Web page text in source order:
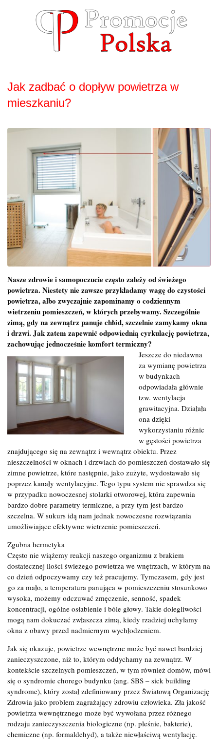
Jak zadbać o dopływ powietrza w
mieszkaniu?
Nasze zdrowie i samopoczucie często zależy od świeżego
powietrza. Niestety nie zawsze przykładamy wagę do czystości
powietrza, albo zwyczajnie zapominamy o codziennym
wietrzeniu pomieszczeń, w których przebywamy. Szczególnie
zimą, gdy na zewnątrz panuje chłód, szczelnie zamykamy okna
i drzwi. Jak zatem zapewnić odpowiednią cyrkulację powietrza,
zachowując jednocześnie komfort termiczny?
Jeszcze do niedawna
za wymianę powietrza
w budynkach
odpowiadała głównie
tzw. wentylacja
grawitacyjna. Działała
ona dzięki
wykorzystaniu różnic
w gęstości powietrza
znajdującego się na zewnątrz i wewnątrz obiektu. Przez
nieszczelności w oknach i drzwiach do pomieszczeń dostawało się
zimne powietrze, które następnie, jako zużyte, wydostawało się
poprzez kanały wentylacyjne. Tego typu system nie sprawdza się
w przypadku nowoczesnej stolarki otworowej, która zapewnia
bardzo dobre parametry termiczne, a przy tym jest bardzo
szczelna. W sukurs idą nam jednak nowoczesne rozwiązania
umożliwiające efektywne wietrzenie pomieszczeń.
Zgubna hermetyka
Często nie wiążemy reakcji naszego organizmu z brakiem
dostatecznej ilości świeżego powietrza we wnętrzach, w którym na
co dzień odpoczywamy czy też pracujemy. Tymczasem, gdy jest
go za mało, a temperatura panująca w pomieszczeniu stosunkowo
wysoka, możemy odczuwać zmęczenie, senność, spadek
koncentracji, ogólne osłabienie i bóle głowy. Takie dolegliwości
mogą nam dokuczać zwłaszcza zimą, kiedy rzadziej uchylamy
okna z obawy przed nadmiernym wychłodzeniem.
Jak się okazuje, powietrze wewnętrzne może być nawet bardziej
zanieczyszczone, niż to, którym oddychamy na zewnątrz. W
kontekście szczelnych pomieszczeń, w tym również domów, mówi
się o syndromie chorego budynku (ang. SBS – sick building
syndrome), który został zdefiniowany przez Światową Organizację
Zdrowia jako problem zagrażający zdrowiu człowieka. Zła jakość
powietrza wewnętrznego może być wywołana przez różnego
rodzaju zanieczyszczenia biologiczne (np. pleśnie, bakterie),
chemiczne (np. formaldehyd), a także niewłaściwą wentylację.